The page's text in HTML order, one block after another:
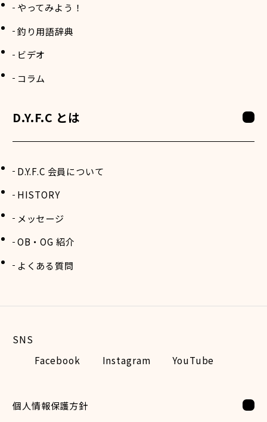
やってみよう！
釣り用語辞典
ビデオ
コラム
D.Y.F.C とは
D.Y.F.C 会員について
HISTORY
メッセージ
OB・OG 紹介
よくある質問
Facebook Instagram YouTube
個人情報保護方針